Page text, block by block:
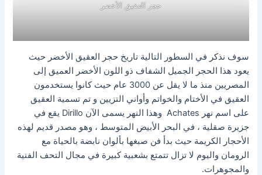
حجر العقيق الأخضر
سوف نذكر في السطور التالية تاريخ حجر العقيق الأخضر حيث
يعود هذا الحجر الجميل الشفاف ذو اللون الأخضر العميق إلى
المصريين منذ ما لا يقل عن 3000 عام حيث كانوا يستخدمون
العقيق في الأختام والخواتم وأواني التزيين و تم تسمية العقيق
على اسم نهر Achates وهذا النهر يسمى الآن Dirillo يقع في
جزيرة صقلية ، في البحر الأبيض المتوسط ​​، وهو مصدر قديم لهذه
الأحجار الكريمة حيث بدأ فن صبغها بألوان نابضة بالحياة مع
الرومان واليوم لا تزال تتمتع بشعبية كبيرة في مجال التحف الفنية
والمجوهرات.